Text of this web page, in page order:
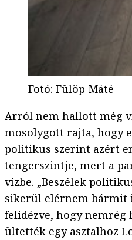
Fotó: Fülöp Máté
Arról nem hallott még
mosolygott rajta, hogy
politikus szerint azért
tengerszintje, mert a
vízbe. „Beszélek
sikerül elérnem bármit
felidézve, hogy
ültették egy asztalhoz